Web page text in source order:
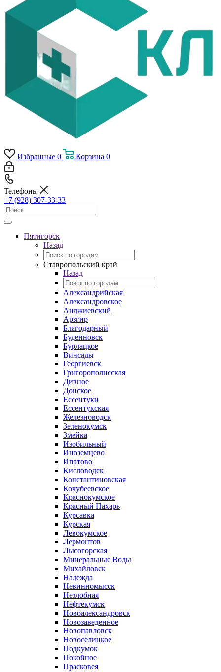
Избранные 0 Корзина 0
Телефоны
+7 (928) 307-33-33
Пятигорск
Назад
Ставропольский край
Назад
Александрийская
Александровское
Анджиевский
Арзгир
Благодарный
Буденновск
Бурлацкое
Винсады
Георгиевск
Григорополисская
Дивное
Донское
Ессентуки
Ессентукская
Железноводск
Зеленокумск
Змейка
Изобильный
Иноземцево
Ипатово
Кисловодск
Константиновская
Кочубеевское
Краснокумское
Красный Пахарь
Курсавка
Курская
Левокумское
Лермонтов
Лысогорская
Минеральные Воды
Михайловск
Надежда
Невинномысск
Незлобная
Нефтекумск
Новоалександровск
Новозаведенное
Новопавловск
Новоселицкое
Подкумок
Покойное
Прасковея